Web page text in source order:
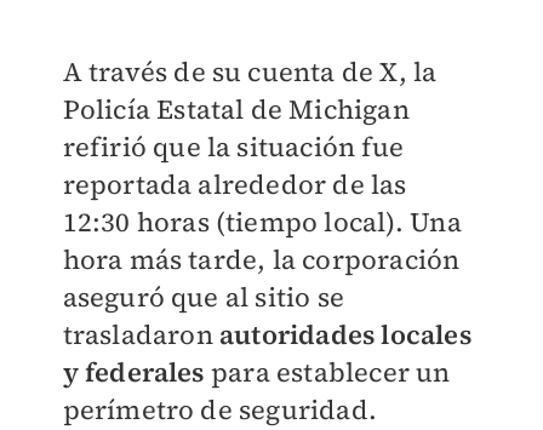
A través de su cuenta de X, la
Policía Estatal de Michigan
refirió que la situación fue
reportada alrededor de las
12:30 horas (tiempo local). Una
hora más tarde, la corporación
aseguró que al sitio se
trasladaronautoridades locales
y federales para establecer un
perímetro de seguridad.